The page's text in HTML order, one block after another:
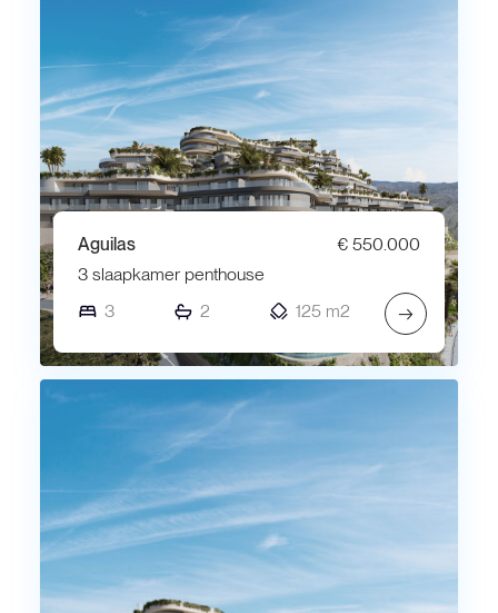
Aguilas
€ 550.000
3 slaapkamer penthouse
3
2 125 m2 →